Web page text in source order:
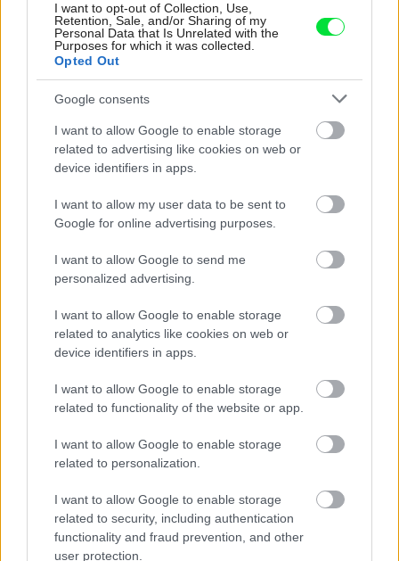
I want to opt-out of Collection, Use,
Retention, Sale, and/or Sharing of my
Personal Data that Is Unrelated with the
Purposes for which it was collected.
Opted Out
Google consents
I want to allow Google to enable storage
related to advertising like cookies on web or
device identifiers in apps.
I want to allow my user data to be sent to
Google for online advertising purposes.
I want to allow Google to send me
personalized advertising.
I want to allow Google to enable storage
related to analytics like cookies on web or
device identifiers in apps.
I want to allow Google to enable storage
related to functionality of the website or app.
I want to allow Google to enable storage
related to personalization.
I want to allow Google to enable storage
related to security, including authentication
functionality and fraud prevention, and other
user protection.
Pozrite si viac
Keď zo svahu vyťažíte maximum: Pohodlné
bývanie s krásnym výhľadom a dovolenkovým